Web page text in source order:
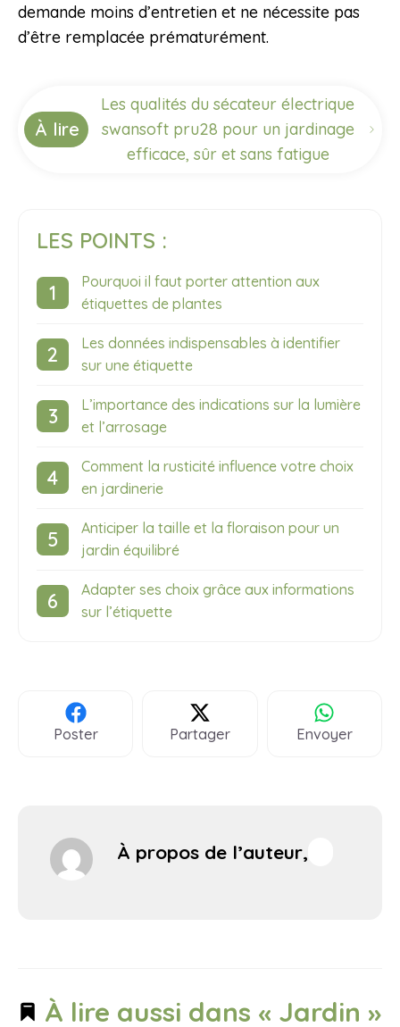
demande moins d’entretien et ne nécessite pas
d’être remplacée prématurément.
À lire
Les qualités du sécateur électrique
swansoft pru28 pour un jardinage
efficace, sûr et sans fatigue
LES POINTS :
Pourquoi il faut porter attention aux
étiquettes de plantes
Les données indispensables à identifier
sur une étiquette
L’importance des indications sur la lumière
et l’arrosage
Comment la rusticité influence votre choix
en jardinerie
Anticiper la taille et la floraison pour un
jardin équilibré
Adapter ses choix grâce aux informations
sur l’étiquette
Poster Partager Envoyer
À propos de l’auteur,
À lire aussi dans « Jardin »